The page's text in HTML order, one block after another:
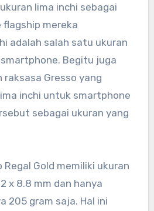
lima inchi sebagai
mereka
adalah salah satu ukuran
Begitu juga
raksasa Gresso yang
inchi untuk smartphone
sebagai ukuran yang
Gold memiliki ukuran
x 8.8 mm dan hanya
205 gram saja. Hal ini